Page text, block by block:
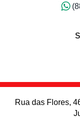
Rua das Flores,